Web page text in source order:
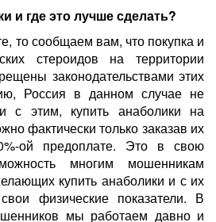
и где это лучше сделать?
то сообщаем вам, что покупка и
стероидов на территории
законодательствами этих
Россия в данном случае не
с этим, купить анаболики на
фактически только заказав их
ой предоплате. Это в свою
многим мошенникам
купить анаболики и с их
физические показатели. В
мы работаем давно и